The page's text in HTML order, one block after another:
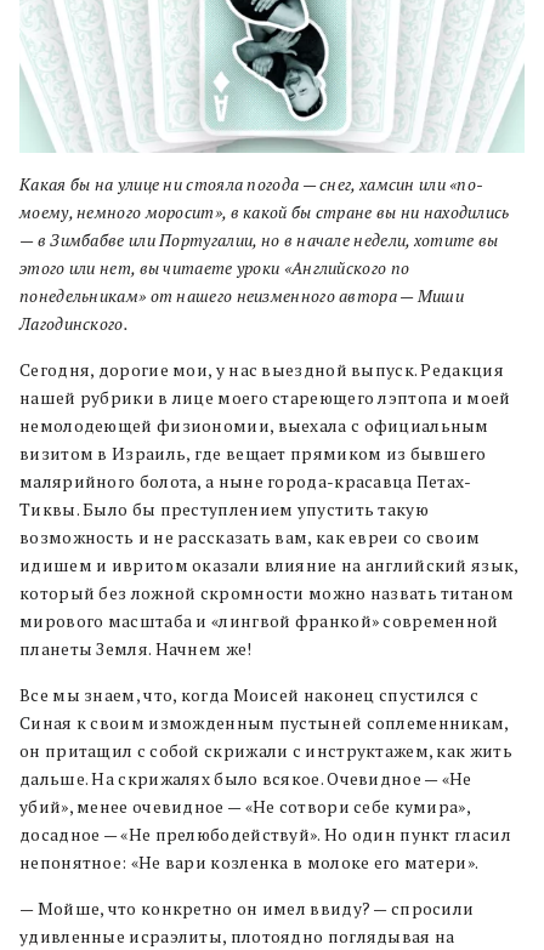
Какая бы на улице ни стояла погода — снег, хамсин или «по-
моему, немного моросит», в какой бы стране вы ни находились
— в Зимбабве или Португалии, но в начале недели, хотите вы
этого или нет, вы читаете уроки «Английского по
понедельникам» от нашего неизменного автора — Миши
Лагодинского.
Сегодня, дорогие мои, у нас выездной выпуск. Редакция
нашей рубрики в лице моего стареющего лэптопа и моей
немолодеющей физиономии, выехала с официальным
визитом в Израиль, где вещает прямиком из бывшего
малярийного болота, а ныне города-красавца Петах-
Тиквы. Было бы преступлением упустить такую
возможность и не рассказать вам, как евреи со своим
идишем и ивритом оказали влияние на английский язык,
который без ложной скромности можно назвать титаном
мирового масштаба и «лингвой франкой» современной
планеты Земля. Начнем же!
Все мы знаем, что, когда Моисей наконец спустился с
Синая к своим изможденным пустыней соплеменникам,
он притащил с собой скрижали с инструктажем, как жить
дальше. На скрижалях было всякое. Очевидное — «Не
убий», менее очевидное — «Не сотвори себе кумира»,
досадное — «Не прелюбодействуй». Но один пункт гласил
непонятное: «Не вари козленка в молоке его матери».
— Мойше, что конкретно он имел ввиду? — спросили
удивленные исраэлиты, плотоядно поглядывая на